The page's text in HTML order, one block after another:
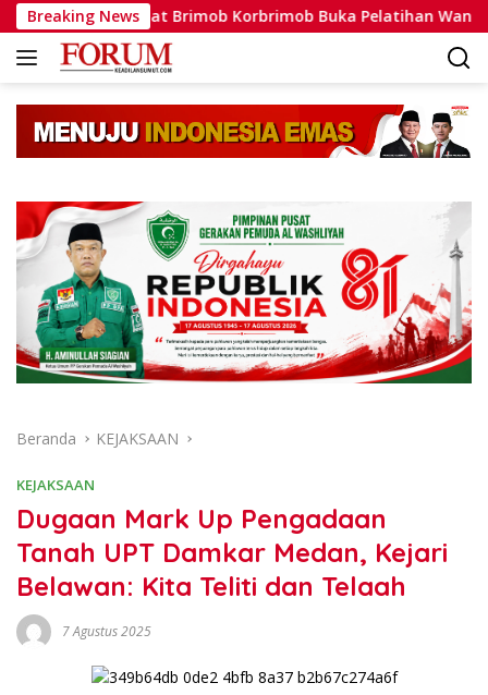
Langsung
ke
konten
Breaking News
Brimob Korbrimob Buka Pelatihan Wanteror Lanjutan
Beranda KEJAKSAAN
KEJAKSAAN
Dugaan Mark Up Pengadaan
Tanah UPT Damkar Medan, Kejari
Belawan: Kita Teliti dan Telaah
7 Agustus 2025